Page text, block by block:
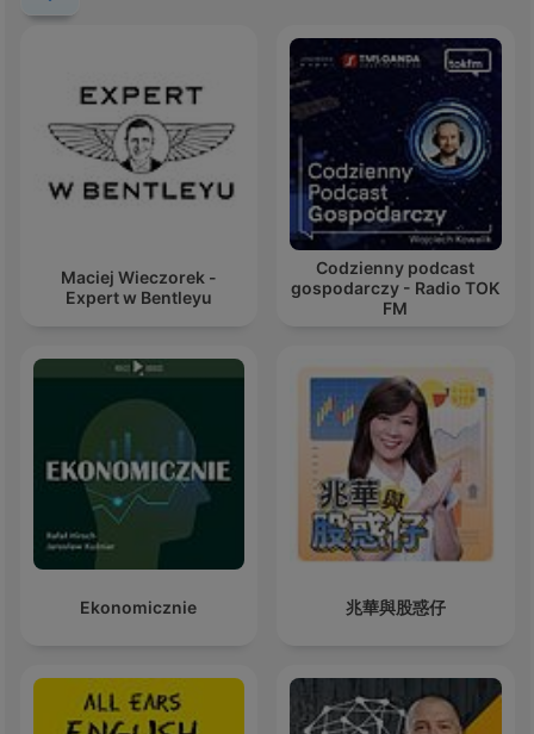
Maciej Wieczorek -
Expert w Bentleyu
Codzienny podcast
gospodarczy - Radio TOK
FM
Ekonomicznie 兆華與股惑仔